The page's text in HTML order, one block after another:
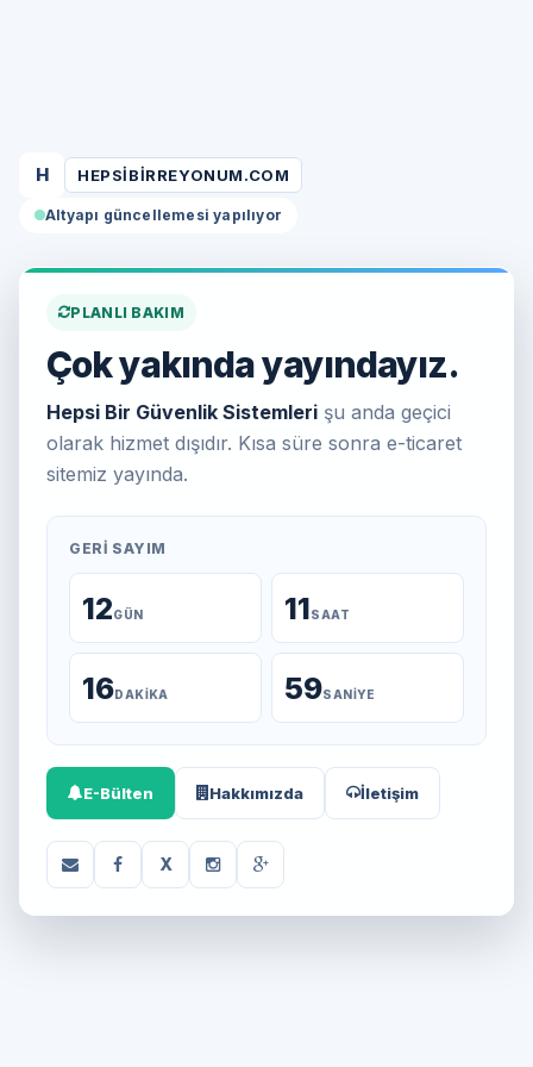
H HEPSIBIRREYONUM.COM
Altyapı güncellemesi yapılıyor
PLANLI BAKIM
Çok yakında yayındayız.
Hepsi Bir Güvenlik Sistemleri şu anda geçici
olarak hizmet dışıdır. Kısa süre sonra e-ticaret
sitemiz yayında.
GERI SAYIM
12GÜN 11SAAT
16DAKIKA 59SANIYE
E-Bülten Hakkımızda İletişim
X